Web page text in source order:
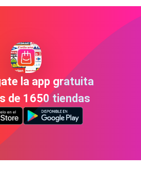
la app gratuita
de 1650 tiendas